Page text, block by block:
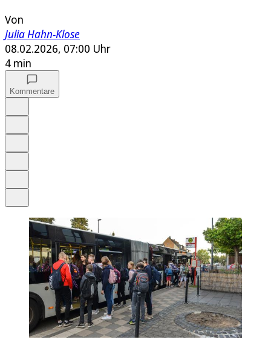
Von
Julia Hahn-Klose
08.02.2026, 07:00 Uhr
4 min
Kommentare